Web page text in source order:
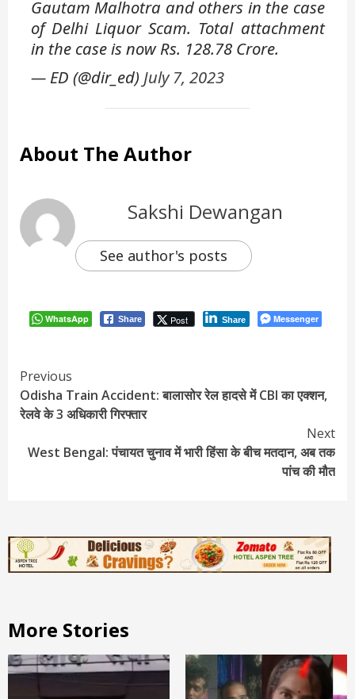
Gautam Malhotra and others in the case
of Delhi Liquor Scam. Total attachment
in the case is now Rs. 128.78 Crore.
— ED (@dir_ed) July 7, 2023
About The Author
Sakshi Dewangan
See author's posts
WhatsApp Share Post Share Messenger
Continue
Reading
Previous
Odisha Train Accident: बालासोर रेल हादसे में CBI का एक्शन,
रेलवे के 3 अधिकारी गिरफ्तार
Next
West Bengal: पंचायत चुनाव में भारी हिंसा के बीच मतदान, अब तक
पांच की मौत
More Stories